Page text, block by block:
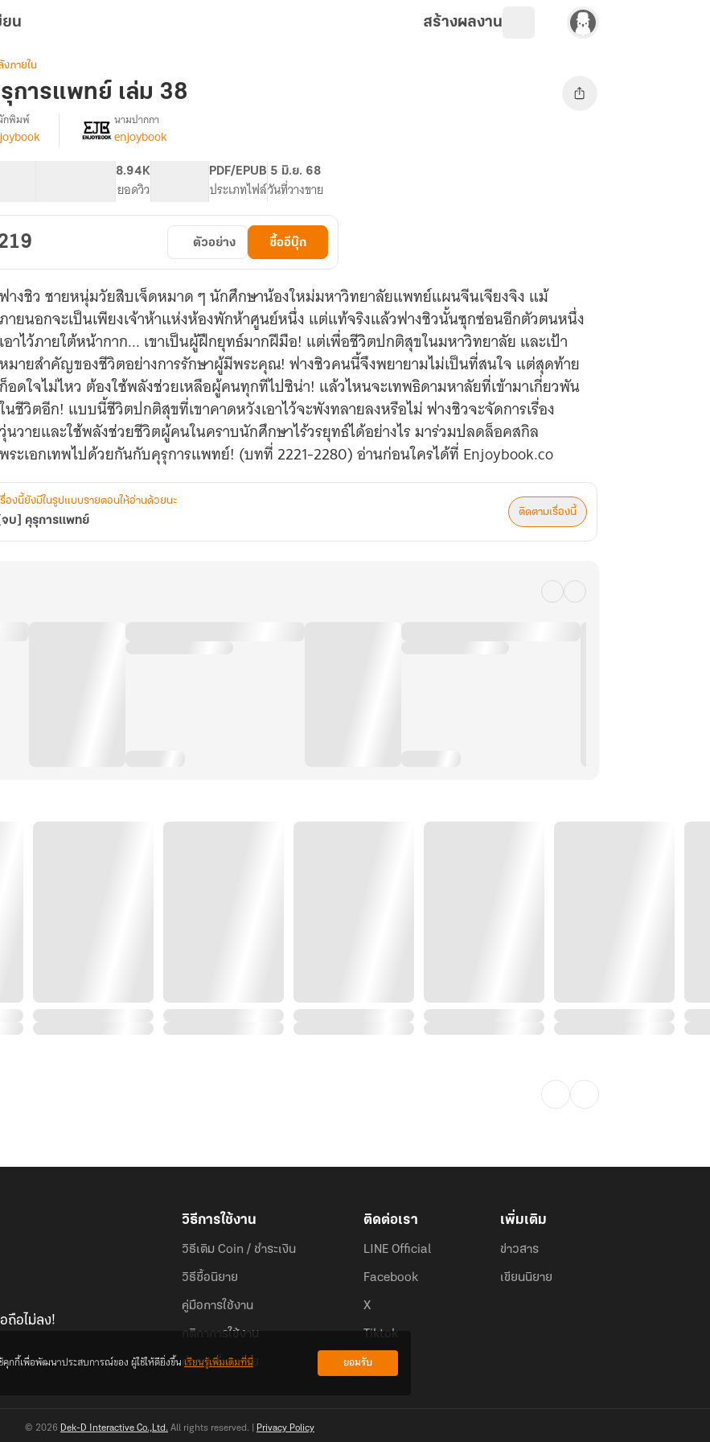
ยน สร้างผลงาน
งภายใน
การแพทย์ เล่ม 38
[จบ]
กพิมพ์ นามปากกา
enjoybook
8.94K
ยอดวิว
PDF/EPUB
ประเภทไฟล์
5 มิ.ย. 68
วันที่วางขาย
ตัวอย่าง ซื้ออีบุ๊ก
ฟางชิว ชายหนุ่มวัยสิบเจ็ดหมาด ๆ นักศึกษาน้องใหม่มหาวิทยาลัยแพทย์แผนจีนเจียงจิง แม้
ภายนอกจะเป็นเพียงเจ้าห้าแห่งห้องพักห้าศูนย์หนึ่ง แต่แท้จริงแล้วฟางชิวนั้นซุกซ่อนอีกตัวตนหนึ่ง
เอาไว้ภายใต้หน้ากาก... เขาเป็นผู้ฝึกยุทธ์มากฝีมือ! แต่เพื่อชีวิตปกติสุขในมหาวิทยาลัย และเป้า
หมายสำคัญของชีวิตอย่างการรักษาผู้มีพระคุณ! ฟางชิวคนนี้จึงพยายามไม่เป็นที่สนใจ แต่สุดท้าย
ก็อดใจไม่ไหว ต้องใช้พลังช่วยเหลือผู้คนทุกทีไปซิน่า! แล้วไหนจะเทพธิดามหาลัยที่เข้ามาเกี่ยวพัน
ในชีวิตอีก! แบบนี้ชีวิตปกติสุขที่เขาคาดหวังเอาไว้จะพังทลายลงหรือไม่ ฟางชิวจะจัดการเรื่อง
วุ่นวายและใช้พลังช่วยชีวิตผู้คนในคราบนักศึกษาไร้วรยุทธ์ได้อย่างไร มาร่วมปลดล็อคสกิล
พระเอกเทพไปด้วยกันกับคุรุการแพทย์! (บทที่ 2221-2280) อ่านก่อนใครได้ที่ Enjoybook.co
รื่องนี้ยังมีในรูปแบบรายตอนให้อ่านด้วยนะ
[จบ] คุรุการแพทย์
ติดตามเรื่องนี้
ถือไม่ลง!
วิธีการใช้งาน
วิธีเติม Coin / ชำระเงิน
วิธีซื้อนิยาย
คู่มือการใช้งาน
กติกาการใช้งาน
คำถามที่พบบ่อย
ติดต่อเรา
LINE Official
Facebook
X
Tiktok
เพิ่มเติม
ข่าวสาร
เขียนนิยาย
© 2026 Dek-D Interactive Co.,Ltd. All rights reserved. | Privacy Policy
กกี้เพื่อพัฒนาประสบการณ์ของ ผู้ใช้ให้ดียิ่งขึ้นเรียนรู้เพิ่มเติมที่นี่ ยอมรับ